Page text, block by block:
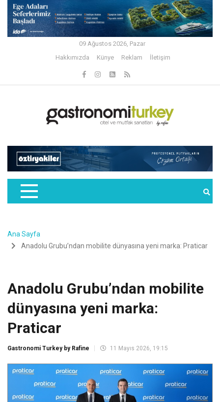
09 Ağustos 2026, Pazar
Hakkımızda
Künye Reklam İletişim
Ana Sayfa
Anadolu Grubu’ndan mobilite dünyasına yeni marka: Praticar
Anadolu Grubu’ndan mobilite
dünyasına yeni marka:
Praticar
Gastronomi Turkey by Rafine 11 Mayıs 2026, 19:15